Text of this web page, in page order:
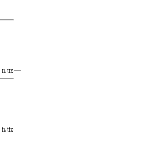
tutto
tutto